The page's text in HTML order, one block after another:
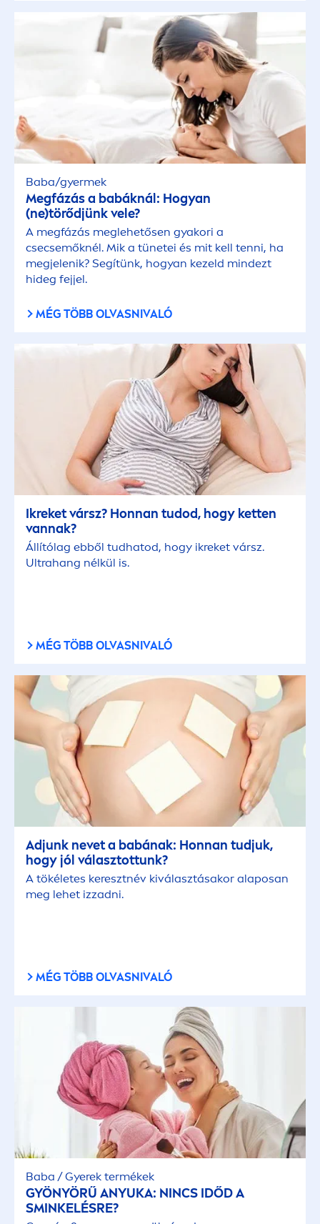
Baba/gyermek
Megfázás a babáknál: Hogyan
(ne)törődjünk vele?
A megfázás meglehetősen gyakori a
csecsemőknél. Mik a tünetei és mit kell tenni, ha
megjelenik? Segítünk, hogyan kezeld mindezt
hideg fejjel.
MÉG TÖBB OLVASNIVALÓ
Ikreket vársz? Honnan tudod, hogy ketten
vannak?
Állítólag ebből tudhatod, hogy ikreket vársz.
Ultrahang nélkül is.
MÉG TÖBB OLVASNIVALÓ
Adjunk nevet a babának: Honnan tudjuk,
hogy jól választottunk?
A tökéletes keresztnév kiválasztásakor alaposan
meg lehet izzadni.
MÉG TÖBB OLVASNIVALÓ
Baba / Gyerek termékek
GYÖNYÖRŰ ANYUKA: NINCS IDŐD A
SMINKELÉSRE?